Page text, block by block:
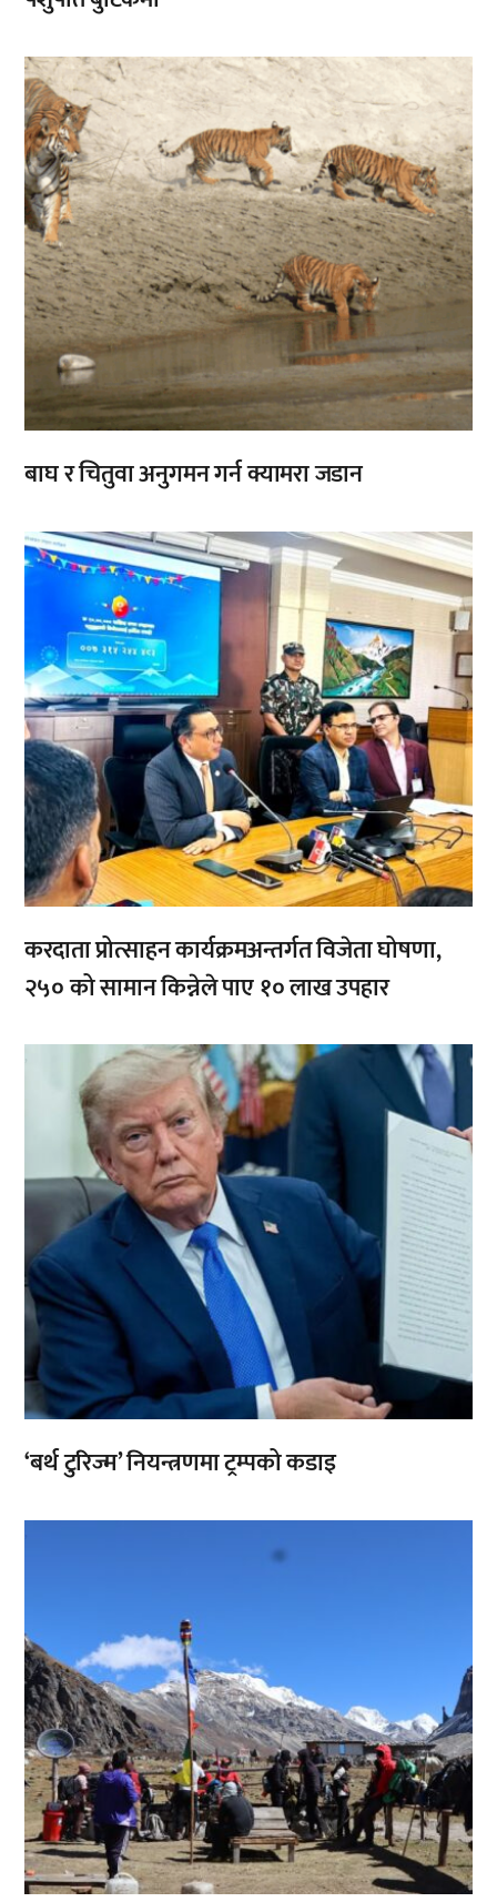
बाघ र चितुवा अनुगमन गर्न क्यामरा जडान
,
करदाता प्रोत्साहन कार्यक्रमअन्तर्गत विजेता घोषणा,
२५० को सामान किन्नेले पाए १० लाख उपहार
‘बर्थ टुरिज्म’ नियन्त्रणमा ट्रम्पको कडाइ